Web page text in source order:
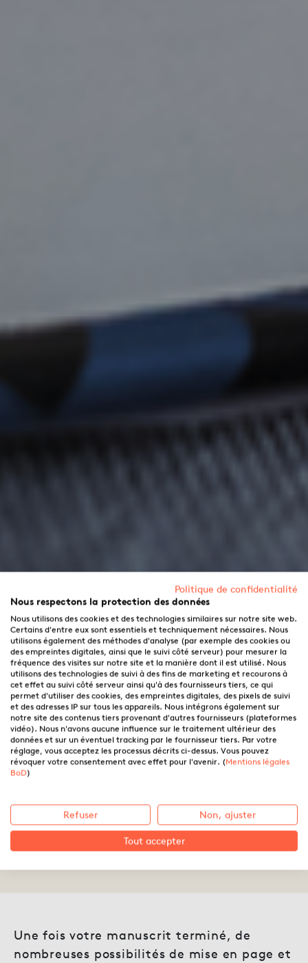
Livre broché vs livre relié : tout
03.04.2025 ·BoD
Une fois votre manuscrit terminé, de
nombreuses possibilités de mise en page et
Politique de confidentialité
Nous respectons la protection des données
Nous utilisons des cookies et des technologies similaires sur notre site web.
Certains d'entre eux sont essentiels et techniquement nécessaires. Nous
utilisons également des méthodes d'analyse (par exemple des cookies ou
des empreintes digitales, ainsi que le suivi côté serveur) pour mesurer la
fréquence des visites sur notre site et la manière dont il est utilisé. Nous
utilisons des technologies de suivi à des fins de marketing et recourons à
cet effet au suivi côté serveur ainsi qu'à des fournisseurs tiers, ce qui
permet d'utiliser des cookies, des empreintes digitales, des pixels de suivi
et des adresses IP sur tous les appareils. Nous intégrons également sur
notre site des contenus tiers provenant d'autres fournisseurs (plateformes
vidéo). Nous n'avons aucune influence sur le traitement ultérieur des
données et sur un éventuel tracking par le fournisseur tiers. Par votre
réglage, vous acceptez les processus décrits ci-dessus. Vous pouvez
révoquer votre consentement avec effet pour l'avenir. (Mentions légales
BoD)
Refuser Non, ajuster
Tout accepter